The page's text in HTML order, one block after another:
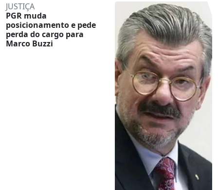
JUSTIÇA
PGR muda
posicionamento e pede
perda do cargo para
Marco Buzzi